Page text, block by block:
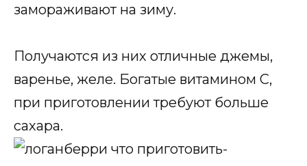
замораживают на зиму.
Получаются из них отличные джемы,
варенье, желе. Богатые витамином С,
при приготовлении требуют больше
сахара.